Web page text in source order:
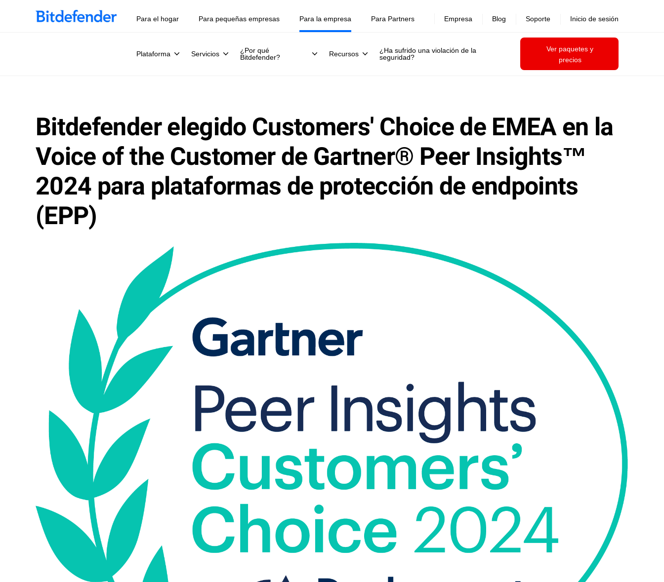
Para el hogar Para pequeñas empresas Para la empresa
Plataforma Servicios
¿Por qué
Bitdefender?
Recursos
¿Ha sufrido una violación de la
seguridad?
Ver paquetes y
precios
Para Partners Empresa Blog Soporte Inicio de sesión
Bitdefender elegido Customers' Choice de EMEA en la
Voice of the Customer de Gartner® Peer Insights™
2024 para plataformas de protección de endpoints
(EPP)